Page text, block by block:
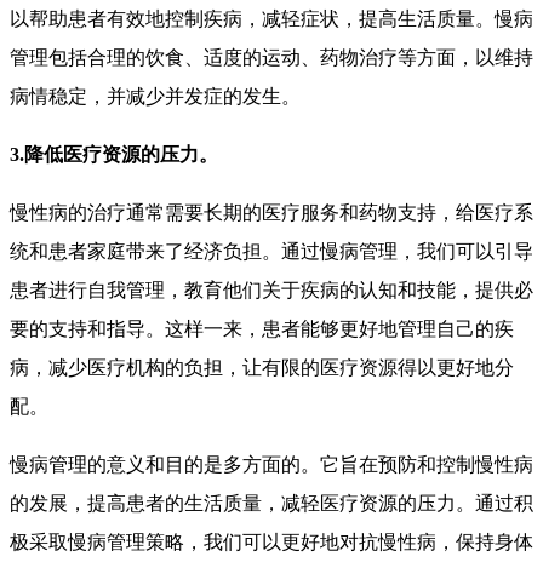
以帮助患者有效地控制疾病，减轻症状，提高生活质量。慢病
管理包括合理的饮食、适度的运动、药物治疗等方面，以维持
病情稳定，并减少并发症的发生。
3.降低医疗资源的压力。
慢性病的治疗通常需要长期的医疗服务和药物支持，给医疗系
统和患者家庭带来了经济负担。通过慢病管理，我们可以引导
患者进行自我管理，教育他们关于疾病的认知和技能，提供必
要的支持和指导。这样一来，患者能够更好地管理自己的疾
病，减少医疗机构的负担，让有限的医疗资源得以更好地分
配。
慢病管理的意义和目的是多方面的。它旨在预防和控制慢性病
的发展，提高患者的生活质量，减轻医疗资源的压力。通过积
极采取慢病管理策略，我们可以更好地对抗慢性病，保持身体